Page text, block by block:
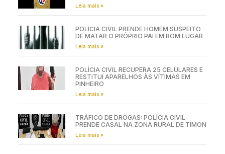
Leia mais »
POLÍCIA CIVIL PRENDE HOMEM SUSPEITO
DE MATAR O PRÓPRIO PAI EM BOM LUGAR
Leia mais »
POLÍCIA CIVIL RECUPERA 25 CELULARES E
RESTITUI APARELHOS ÀS VÍTIMAS EM
PINHEIRO
Leia mais »
TRÁFICO DE DROGAS: POLÍCIA CIVIL
PRENDE CASAL NA ZONA RURAL DE TIMON
Leia mais »